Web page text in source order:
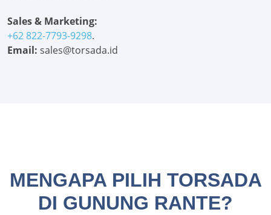
Sales & Marketing:
+62 822-7793-9298.
Email: sales@torsada.id
MENGAPA PILIH TORSADA
DI GUNUNG RANTE?